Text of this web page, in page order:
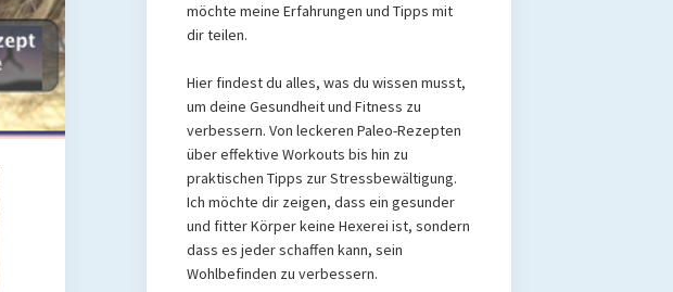
möchte meine Erfahrungen und Tipps mit
dir teilen.
Hier findest du alles, was du wissen musst,
um deine Gesundheit und Fitness zu
verbessern. Von leckeren Paleo-Rezepten
über effektive Workouts bis hin zu
praktischen Tipps zur Stressbewältigung.
Ich möchte dir zeigen, dass ein gesunder
und fitter Körper keine Hexerei ist, sondern
dass es jeder schaffen kann, sein
Wohlbefinden zu verbessern.